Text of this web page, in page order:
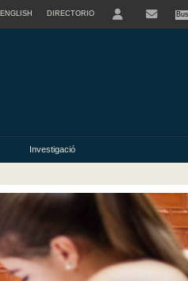
ENGLISH DIRECTORIO
Investigació